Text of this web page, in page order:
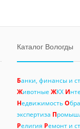
Каталог Вологды
Банки, финансы и
Животные ЖКХ И
НедвижимостьО
экспертиза П
Религия Ремонт и